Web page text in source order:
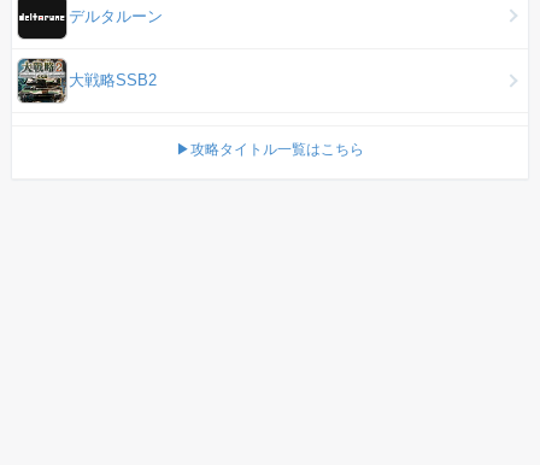
デルタルーン
大戦略SSB2
▶攻略タイトル一覧はこちら